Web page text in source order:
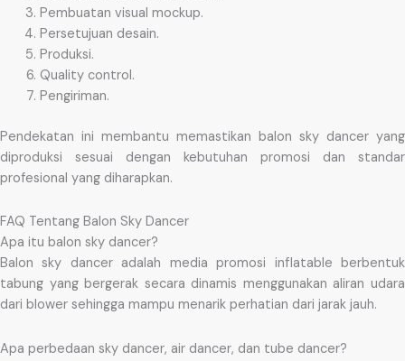
Pembuatan visual mockup.
Persetujuan desain.
Produksi.
Quality control.
Pengiriman.
Pendekatan ini membantu memastikan balon sky dancer yang
diproduksi sesuai dengan kebutuhan promosi dan standar
profesional yang diharapkan.
FAQ Tentang Balon Sky Dancer
Apa itu balon sky dancer?
Balon sky dancer adalah media promosi inflatable berbentuk
tabung yang bergerak secara dinamis menggunakan aliran udara
dari blower sehingga mampu menarik perhatian dari jarak jauh.
Apa perbedaan sky dancer, air dancer, dan tube dancer?